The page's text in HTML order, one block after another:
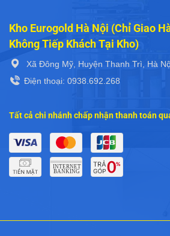
Kho Eurogold Hà Nội (Chỉ Giao
Không Tiếp Khách Tại Kho)
Xã Đông Mỹ, Huyện Thanh Trì, Hà
Điện thoại: 0938.692.268
Tất cả chi nhánh chấp nhận thanh toán